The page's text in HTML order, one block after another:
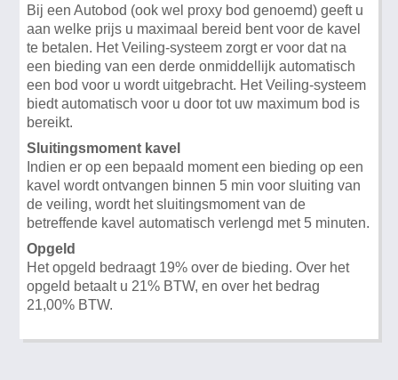
Bij een Autobod (ook wel proxy bod genoemd) geeft u
aan welke prijs u maximaal bereid bent voor de kavel
te betalen. Het Veiling-systeem zorgt er voor dat na
een bieding van een derde onmiddellijk automatisch
een bod voor u wordt uitgebracht. Het Veiling-systeem
biedt automatisch voor u door tot uw maximum bod is
bereikt.
Sluitingsmoment kavel
Indien er op een bepaald moment een bieding op een
kavel wordt ontvangen binnen 5 min voor sluiting van
de veiling, wordt het sluitingsmoment van de
betreffende kavel automatisch verlengd met 5 minuten.
Opgeld
Het opgeld bedraagt 19% over de bieding. Over het
opgeld betaalt u 21% BTW, en over het bedrag
21,00% BTW.